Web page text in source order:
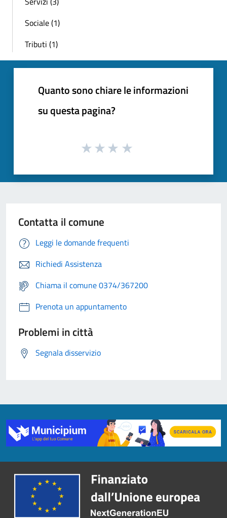
Sociale (1)
Tributi (1)
Quanto sono chiare le informazioni
su questa pagina?
Contatta il comune
Leggi le domande frequenti
Richiedi Assistenza
Chiama il comune 0374/367200
Prenota un appuntamento
Problemi in città
Segnala disservizio